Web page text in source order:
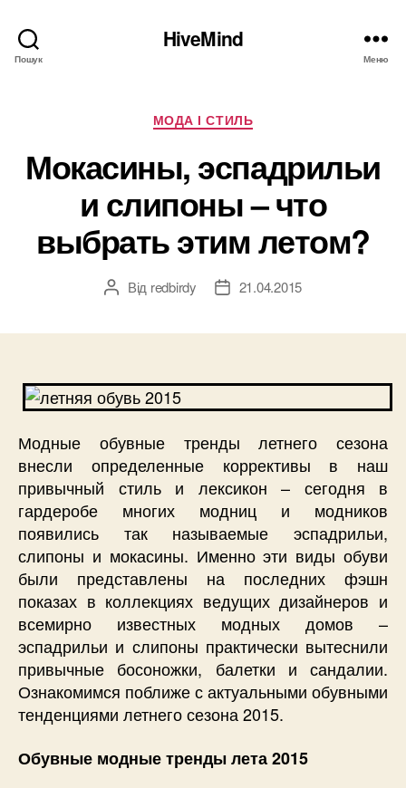
Пошук
HiveMind
Меню
Категорії
МОДА І СТИЛЬ
Мокасины, эспадрильи
и слипоны – что
выбрать этим летом?
Автор
Від redbirdy
Дата21.04.2015
Модные обувные тренды летнего сезона
внесли определенные коррективы в наш
привычный стиль и лексикон – сегодня в
гардеробе многих модниц и модников
появились так называемые эспадрильи,
слипоны и мокасины. Именно эти виды обуви
были представлены на последних фэшн
показах в коллекциях ведущих дизайнеров и
всемирно известных модных домов –
эспадрильи и слипоны практически вытеснили
привычные босоножки, балетки и сандалии.
Ознакомимся поближе с актуальными обувными
тенденциями летнего сезона 2015.
Обувные модные тренды лета 2015